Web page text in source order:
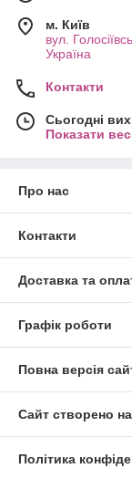
м. Київ
вул.
Україна
Контакти
Сьогодні
Показати
Про нас
Контакти
Доставка та
Графік роботи
Повна версія
Сайт створено
Політика